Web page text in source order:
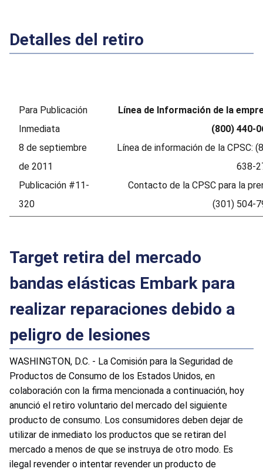
Detalles del retiro
Para Publicación
Inmediata
8 de septiembre
de 2011
Publicación #11-
320
Línea de Información de la
(800) 440-
Línea de información de la CPSC:
638-
Contacto de la CPSC para la
(301) 504-
Target retira del mercado
bandas elásticas Embark para
realizar reparaciones debido a
peligro de lesiones
WASHINGTON, D.C. - La Comisión para la Seguridad de
Productos de Consumo de los Estados Unidos, en
colaboración con la firma mencionada a continuación, hoy
anunció el retiro voluntario del mercado del siguiente
producto de consumo. Los consumidores deben dejar de
utilizar de inmediato los productos que se retiran del
mercado a menos de que se instruya de otro modo. Es
ilegal revender o intentar revender un producto de